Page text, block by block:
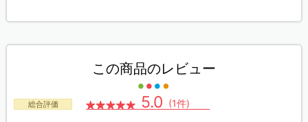
この商品のレビュー
総合評価 5.0 (1件)